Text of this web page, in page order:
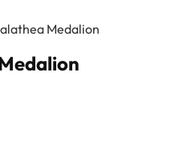
Medalion